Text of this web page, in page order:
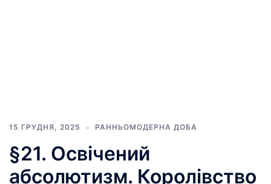
15 ГРУДНЯ, 2025 РАННЬОМОДЕРНА ДОБА
§21. Освічений
абсолютизм. Королівство